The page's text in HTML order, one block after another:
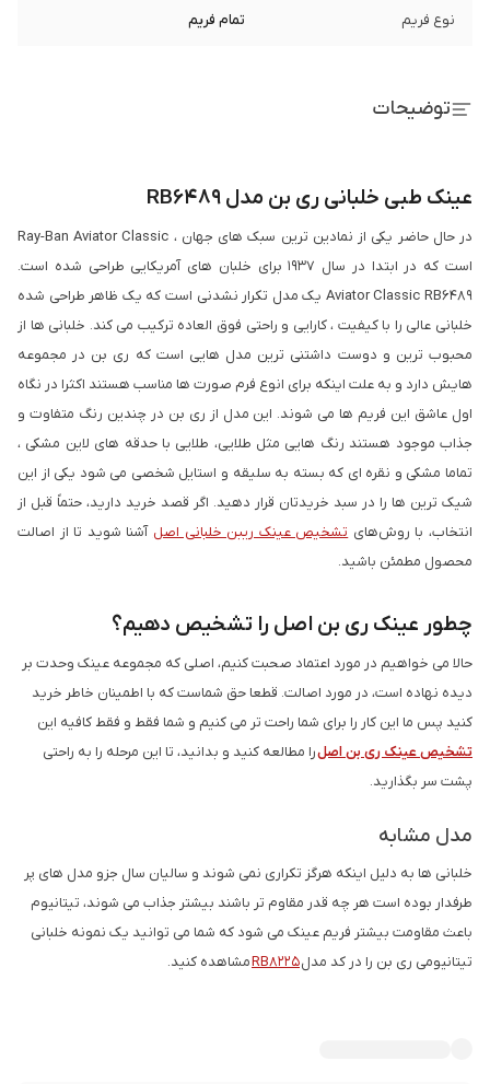
نوع فریم تمام فریم
توضیحات
عینک طبی خلبانی ری بن مدل RB6489
در حال حاضر یکی از نمادین ترین سبک های جهان ، Ray-Ban Aviator Classic
است که در ابتدا در سال 1937 برای خلبان های آمریکایی طراحی شده است.
Aviator Classic RB6489 یک مدل تکرار نشدنی است که یک ظاهر طراحی شده
خلبانی عالی را با کیفیت ، کارایی و راحتی فوق العاده ترکیب می کند. خلبانی ها از
محبوب ترین و دوست داشتنی ترین مدل هایی است که ری بن در مجموعه
هایش دارد و به علت اینکه برای انوع فرم صورت ها مناسب هستند اکثرا در نگاه
اول عاشق این فریم ها می شوند. این مدل از ری بن در چندین رنگ متفاوت و
جذاب موجود هستند رنگ هایی مثل طلایی، طلایی با حدقه های لاین مشکی ،
تماما مشکی و نقره ای که بسته به سلیقه و استایل شخصی می شود یکی از این
شیک ترین ها را در سبد خریدتان قرار دهید. اگر قصد خرید دارید، حتماً قبل از
انتخاب، با روش‌های تشخیص عینک ریبن خلبانی اصل آشنا شوید تا از اصالت
محصول مطمئن باشید.
چطور عینک ری بن اصل را تشخیص دهیم؟
حالا می خواهیم در مورد اعتماد صحبت کنیم، اصلی که مجموعه عینک وحدت بر
دیده نهاده است، در مورد اصالت. قطعا حق شماست که با اطمینان خاطر خرید
کنید پس ما این کار را برای شما راحت تر می کنیم و شما فقط و فقط کافیه این
تشخیص عینک ری بن اصلرا مطالعه کنید و بدانید، تا این مرحله را به راحتی
پشت سر بگذارید.
مدل مشابه
خلبانی ها به دلیل اینکه هرگز تکراری نمی شوند و سالیان سال جزو مدل های پر
طرفدار بوده است هر چه قدر مقاوم تر باشند بیشتر جذاب می شوند، تیتانیوم
باعث مقاومت بیشتر فریم عینک می شود که شما می توانید یک نمونه خلبانی
تیتانیومی ری بن را در کد مدلRB8225مشاهده کنید.